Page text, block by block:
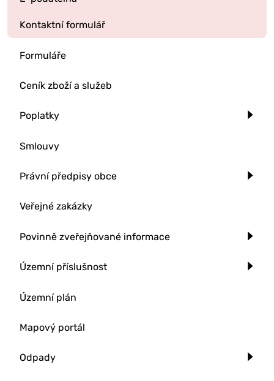
Kontaktní formulář
Formuláře
Ceník zboží a služeb
Poplatky
Smlouvy
Právní předpisy obce
Veřejné zakázky
Povinně zveřejňované informace
Územní příslušnost
Územní plán
Mapový portál
Odpady